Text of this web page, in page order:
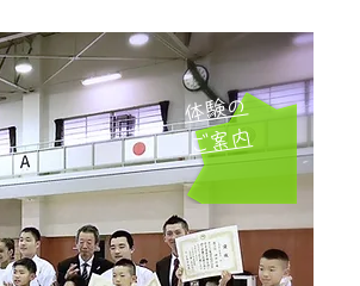
体験の
ご案内